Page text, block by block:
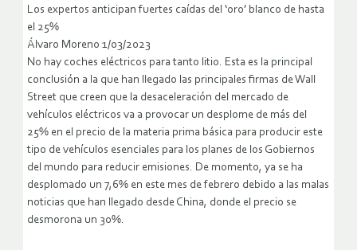
Los expertos anticipan fuertes caídas del ‘oro’ blanco de hasta
el 25%
Álvaro Moreno 1/03/2023
No hay coches eléctricos para tanto litio. Esta es la principal
conclusión a la que han llegado las principales firmas de Wall
Street que creen que la desaceleración del mercado de
vehículos eléctricos va a provocar un desplome de más del
25% en el precio de la materia prima básica para producir este
tipo de vehículos esenciales para los planes de los Gobiernos
del mundo para reducir emisiones. De momento, ya se ha
desplomado un 7,6% en este mes de febrero debido a las malas
noticias que han llegado desde China, donde el precio se
desmorona un 30%.